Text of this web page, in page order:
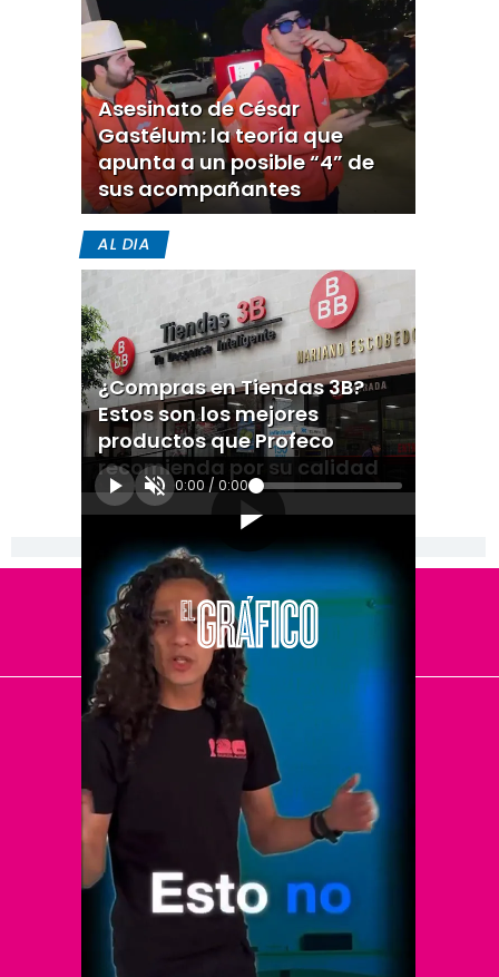
Asesinato de César
Gastélum: la teoría que
apunta a un posible “4” de
sus acompañantes
AL DIA
¿Compras en Tiendas 3B?
Estos son los mejores
productos que Profeco
recomienda por su calidad
0:00 / 0:00
[Publicidad]
El Universal
Vive USA
Clase
De 10 sports
DeDinero